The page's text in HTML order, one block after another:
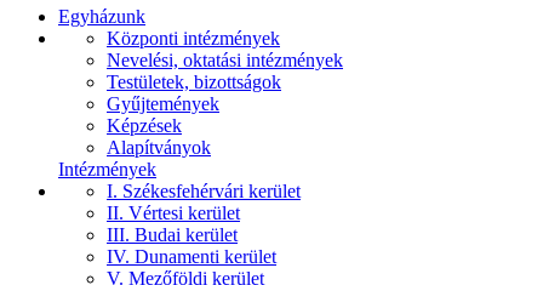
Egyházunk
Központi intézmények
Nevelési, oktatási intézmények
Testületek, bizottságok
Gyűjtemények
Képzések
Alapítványok
Intézmények
I. Székesfehérvári kerület
II. Vértesi kerület
III. Budai kerület
IV. Dunamenti kerület
V. Mezőföldi kerület